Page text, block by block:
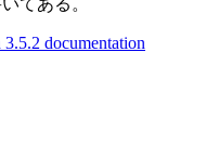
てある。
documentation